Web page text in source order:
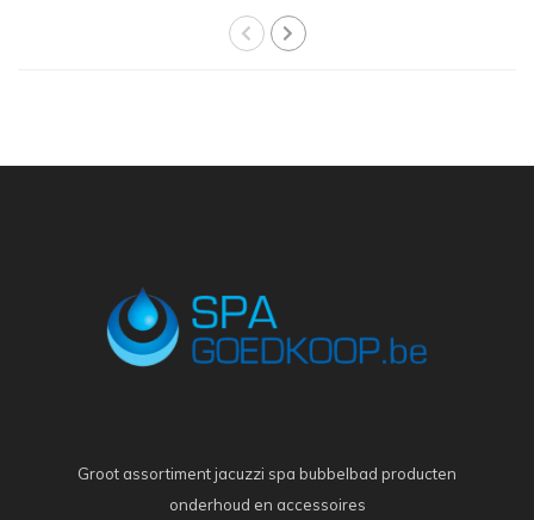
Groot assortiment jacuzzi spa bubbelbad producten
onderhoud en accessoires